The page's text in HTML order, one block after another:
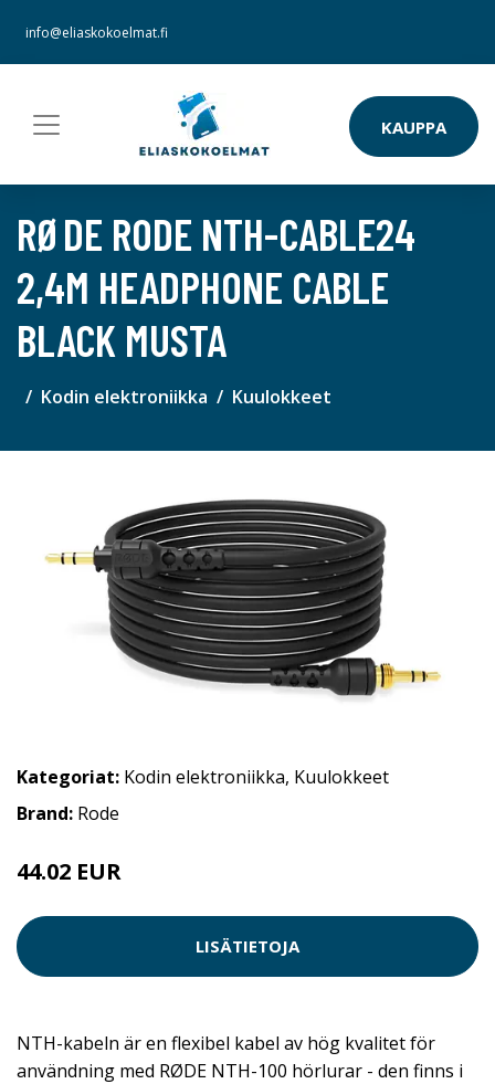
info@eliaskokoelmat.fi
KAUPPA
RØDE RODE NTH-CABLE24
2,4M HEADPHONE CABLE
BLACK MUSTA
Kodin elektroniikka Kuulokkeet
Kategoriat: Kodin elektroniikka, Kuulokkeet
Brand: Rode
44.02 EUR
LISÄTIETOJA
NTH-kabeln är en flexibel kabel av hög kvalitet för
användning med RØDE NTH-100 hörlurar - den finns i